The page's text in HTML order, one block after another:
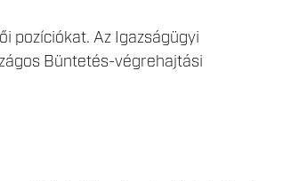
pozíciókat. Az Igazságügyi
Büntetés-végrehajtási